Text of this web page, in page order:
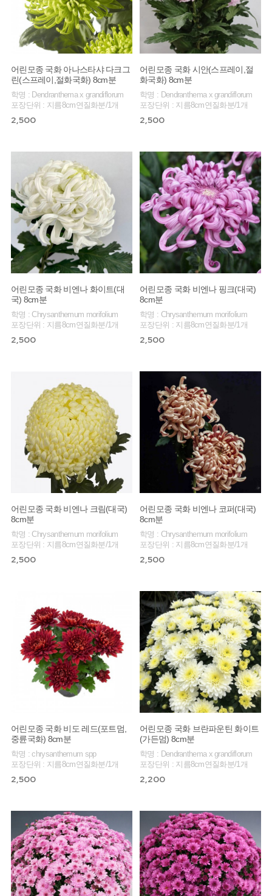
어린모종 국화 아나스타샤 다크그
린(스프레이,절화국화) 8cm분
학명 : Dendranthema x grandiflorum
포장단위 : 지름8cm연질화분/1개
2,500
어린모종 국화 시안(스프레이,절
화국화) 8cm분
학명 : Dendranthema x grandiflorum
포장단위 : 지름8cm연질화분/1개
2,500
어린모종 국화 비엔나 화이트(대
국) 8cm분
학명 : Chrysanthemum morifolium
포장단위 : 지름8cm연질화분/1개
2,500
어린모종 국화 비엔나 핑크(대국)
8cm분
학명 : Chrysanthemum morifolium
포장단위 : 지름8cm연질화분/1개
2,500
어린모종 국화 비엔나 크림(대국)
8cm분
학명 : Chrysanthemum morifolium
포장단위 : 지름8cm연질화분/1개
2,500
어린모종 국화 비엔나 코퍼(대국)
8cm분
학명 : Chrysanthemum morifolium
포장단위 : 지름8cm연질화분/1개
2,500
어린모종 국화 비도 레드(포트멈,
중륜국화) 8cm분
학명 : chrysanthemum spp
포장단위 : 지름8cm연질화분/1개
2,500
어린모종 국화 브란파운틴 화이트
(가든멈) 8cm분
학명 : Dendranthema x grandiflorum
포장단위 : 지름8cm연질화분/1개
2,200